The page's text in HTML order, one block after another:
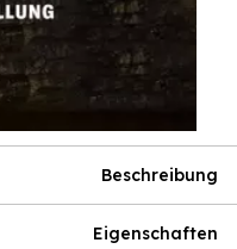
Beschreibung
Eigenschaften